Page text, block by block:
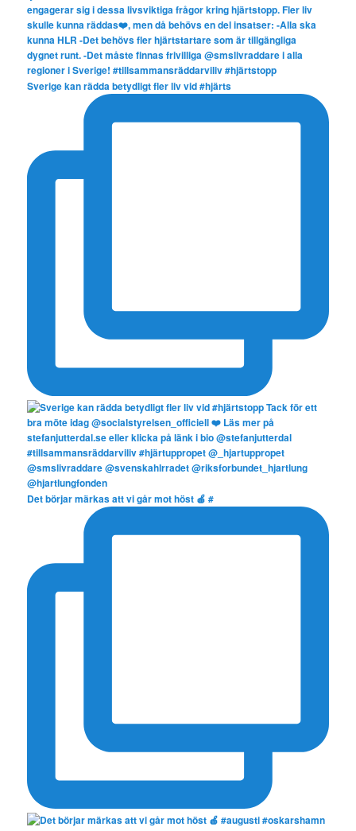
Sverige kan rädda betydligt fler liv vid #hjärts
Det börjar märkas att vi går mot höst 🍎 #